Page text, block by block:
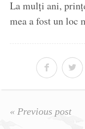
La mulți ani,
mea a fost un loc
« Previous post